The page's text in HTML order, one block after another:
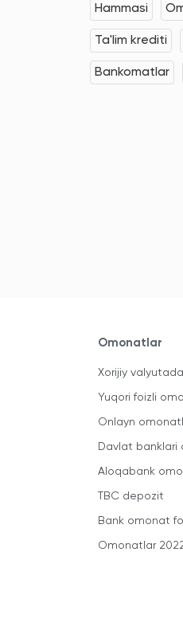
Hammasi
Ta'lim krediti
Bankomatlar
Omonatlar
Xorijiy
Yuqori foizli
Onlayn
Davlat banklari
Aloqabank
TBC depozit
Bank omonat
Omonatlar